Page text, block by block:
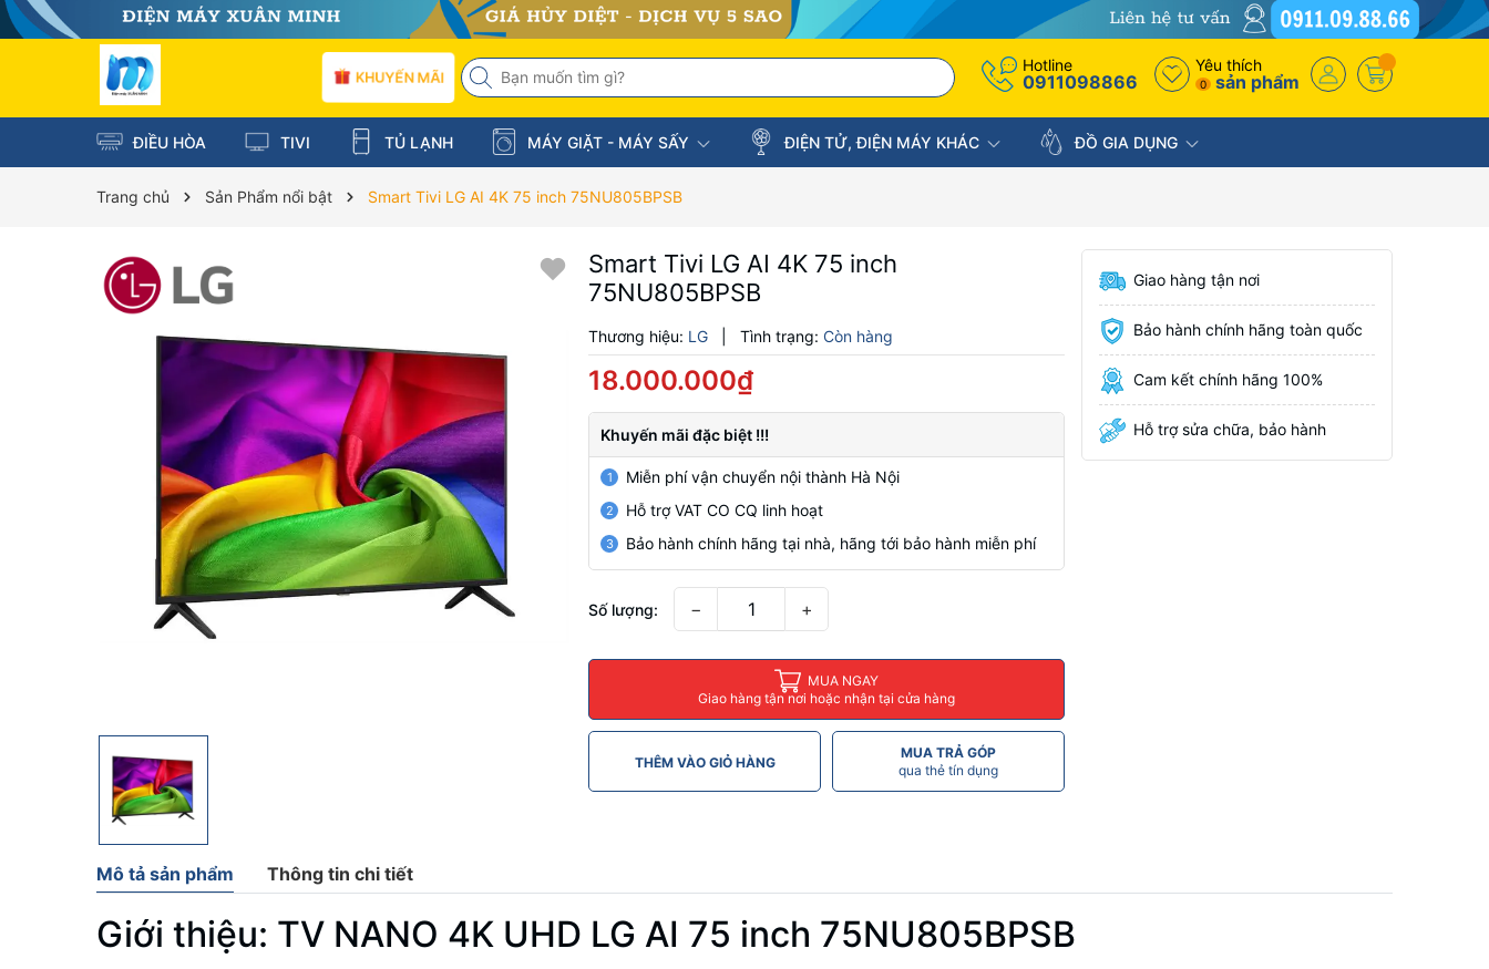
KHUYẾN MÃI
Hotline
0911098866
Yêu thích
0 sản phẩm
ĐIỀU HÒA TIVI TỦ LẠNH MÁY GIẶT - MÁY SẤY ĐIỆN TỬ, ĐIỆN MÁY KHÁC ĐỒ GIA DỤNG
Trang chủ Sản Phẩm nổi bật Smart Tivi LG AI 4K 75 inch 75NU805BPSB
Smart Tivi LG AI 4K 75 inch
75NU805BPSB
Thương hiệu: LG Tình trạng: Còn hàng
18.000.000₫
Khuyến mãi đặc biệt !!!
1 Miễn phí vận chuyển nội thành Hà Nội
2 Hỗ trợ VAT CO CQ linh hoạt
3 Bảo hành chính hãng tại nhà, hãng tới bảo hành miễn phí
Số lượng: − +
MUA NGAY
Giao hàng tận nơi hoặc nhận tại cửa hàng
THÊM VÀO GIỎ HÀNG
MUA TRẢ GÓP
qua thẻ tín dụng
Giao hàng tận nơi
Bảo hành chính hãng toàn quốc
Cam kết chính hãng 100%
Hỗ trợ sửa chữa, bảo hành
Mô tả sản phẩm Thông tin chi tiết
Giới thiệu: TV NANO 4K UHD LG AI 75 inch 75NU805BPSB